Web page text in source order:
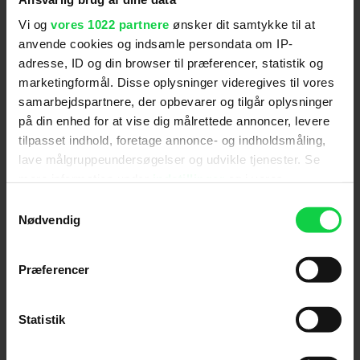
Vi og vores 1022 partnere ønsker dit samtykke til at
anvende cookies og indsamle persondata om IP-
adresse, ID og din browser til præferencer, statistik og
marketingformål. Disse oplysninger videregives til vores
samarbejdspartnere, der opbevarer og tilgår oplysninger
på din enhed for at vise dig målrettede annoncer, levere
tilpasset indhold, foretage annonce- og indholdsmåling,
lave målgruppeundersøgelser og udvikle tjenester. Se
tilbage eller ændre indstillinger fra vores
"Cookiedeklaration", eller ved at trykke på "Privacy
Indsamle præcise oplysninger om din placering,
Identificere din enhed baseret på en scanning af
Nødvendig
Præferencer
Statistik
For at se dette indhold skal
marketingcookies være slået til. Klik her
for at ændre dine indstillinger.
Følg os for de seneste nyheder, konkurrencer
Mest læste nyheder